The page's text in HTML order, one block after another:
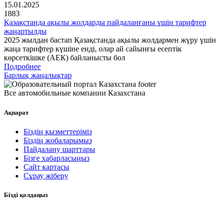
15.01.2025
1883
Қазақстанда ақылы жолдарды пайдаланғаны үшін тарифтер
жаңартылды
2025 жылдан бастап Қазақстанда ақылы жолдармен жүру үшін
жаңа тарифтер күшіне енді, олар ай сайынғы есептік
көрсеткішке (АЕК) байланысты бол
Подробнее
Барлық жаңалықтар
Все автомобильные компании Казахстана
Ақпарат
Біздің қызметтеріміз
Біздің жобаларымыз
Пайдалану шарттары
Бізге хабарласыңыз
Сайт картасы
Сұрау жіберу
Бізді қолдаңыз